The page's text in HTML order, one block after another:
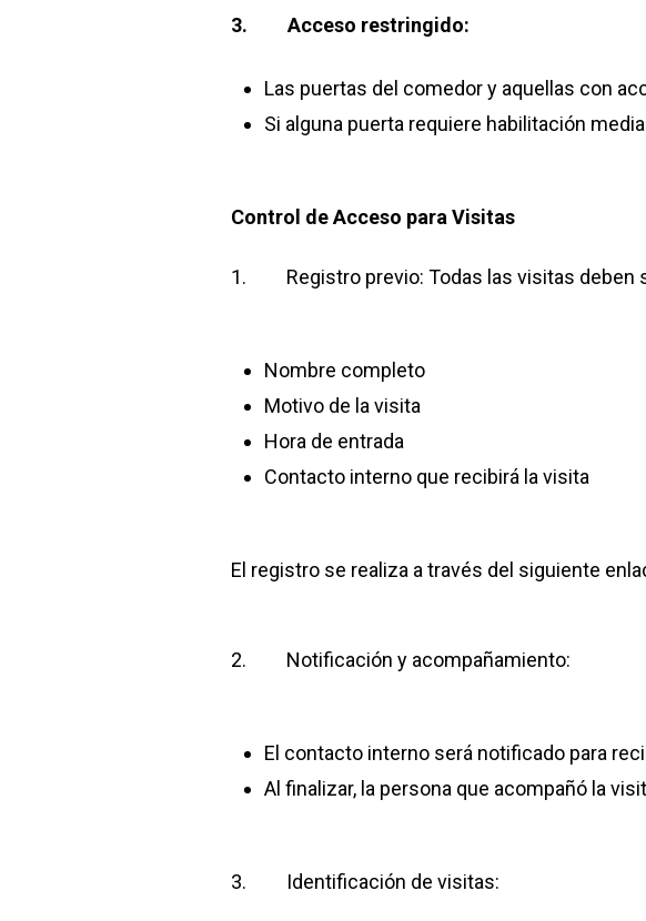
3. Acceso restringido:
Las puertas del comedor y aquellas con
Si alguna puerta requiere habilitación
Control de Acceso para Visitas
1. Registro previo: Todas las visitas deben
Nombre completo
Motivo de la visita
Hora de entrada
Contacto interno que recibirá la visita
El registro se realiza a través del siguiente
2. Notificación y acompañamiento:
El contacto interno será notificado para
Al finalizar, la persona que acompañó la
3. Identificación de visitas: